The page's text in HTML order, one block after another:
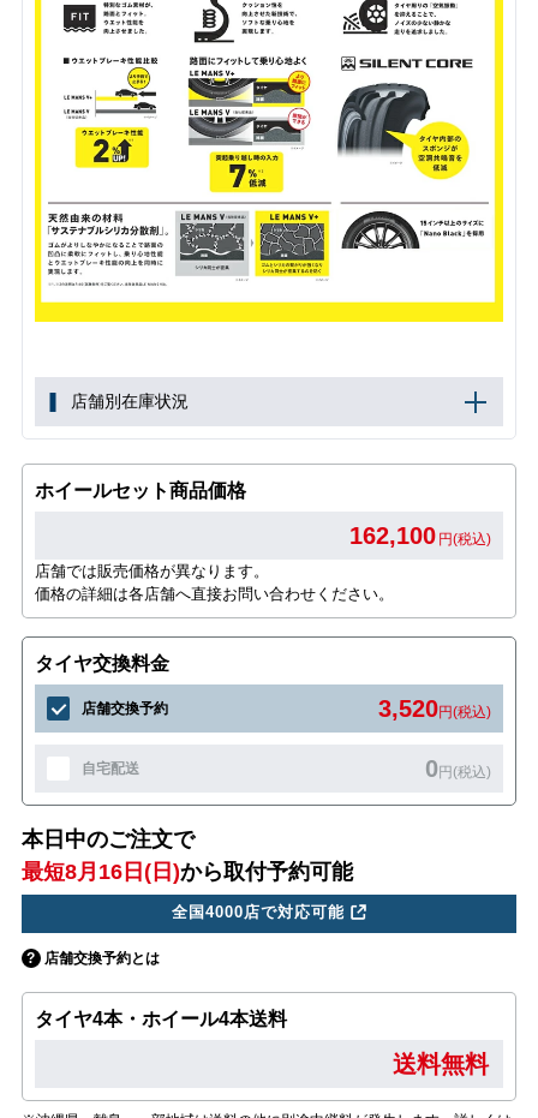
店舗別在庫状況
ホイールセット商品価格
162,100 円(税込)
店舗では販売価格が異なります。
価格の詳細は各店舗へ直接お問い合わせください。
タイヤ交換料金
店舗交換予約 3,520円(税込)
自宅配送 0円(税込)
本日中のご注文で
最短8月16日(日)から取付予約可能
全国4000店で対応可能
店舗交換予約とは
タイヤ4本・ホイール4本送料
送料無料